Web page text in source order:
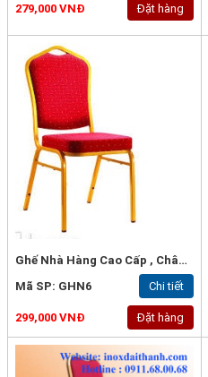
279,000 VNĐ Đặt hàng
Ghế Nhà Hàng Cao Cấp , Chân Sắt Vuông 25x1.2mm, Bọc Nệm Khối Loại Tốt -GHN6
Mã SP: GHN6
Chi tiết
299,000 VNĐ Đặt hàng